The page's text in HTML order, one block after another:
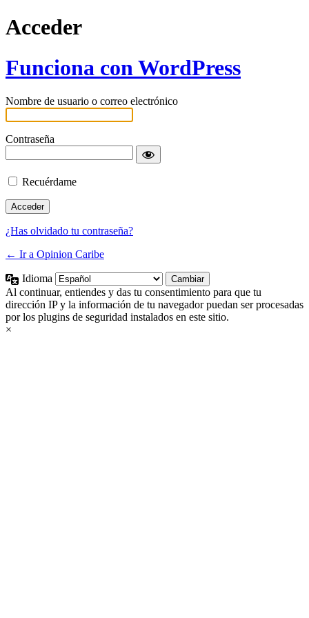
Acceder
Funciona con WordPress
Nombre de usuario o correo electrónico
Contraseña
Recuérdame
¿Has olvidado tu contraseña?
← Ir a Opinion Caribe
Idioma
Al continuar, entiendes y das tu consentimiento para que tu
dirección IP y la información de tu navegador puedan ser procesadas
por los plugins de seguridad instalados en este sitio.
×